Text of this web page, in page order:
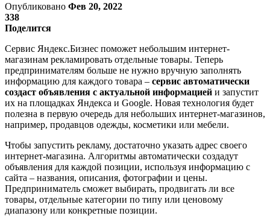
Опубликовано Фев 20, 2022
338
Поделится
Сервис Яндекс.Бизнес поможет небольшим интернет-
магазинам рекламировать отдельные товары. Теперь
предпринимателям больше не нужно вручную заполнять
информацию для каждого товара – сервис автоматически
создаст объявления с актуальной информацией и запустит
их на площадках Яндекса и Google. Новая технология будет
полезна в первую очередь для небольших интернет-магазинов,
например, продавцов одежды, косметики или мебели.
Чтобы запустить рекламу, достаточно указать адрес своего
интернет-магазина. Алгоритмы автоматически создадут
объявления для каждой позиции, используя информацию с
сайта – названия, описания, фотографии и цены.
Предприниматель сможет выбирать, продвигать ли все
товары, отдельные категории по типу или ценовому
диапазону или конкретные позиции.